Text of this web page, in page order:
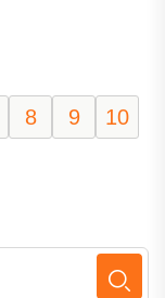
8 9
10